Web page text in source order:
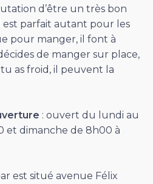
d’être un très bon
parfait autant pour les
pour manger, il font à
de manger sur place,
as froid, il peuvent la
: ouvert du lundi au
et dimanche de 8h00 à
est situé avenue Félix